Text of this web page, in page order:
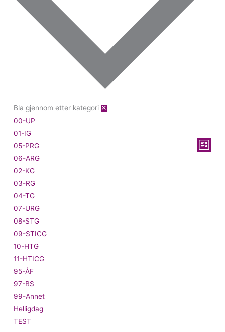
Velg
Liste
Bla gjennom etter kategori ✕
00-UP
01-IG
05-PRG
06-ARG
02-KG
03-RG
04-TG
07-URG
08-STG
09-STICG
10-HTG
11-HTICG
95-ÅF
97-BS
99-Annet
Helligdag
TEST